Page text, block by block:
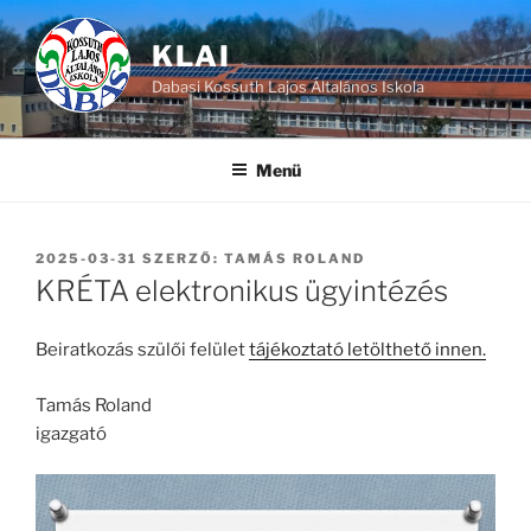
Tartalomhoz
KLAI
Dabasi Kossuth Lajos Általános Iskola
Menü
BEKÜLDVE:
2025-03-31 SZERZŐ: TAMÁS ROLAND
KRÉTA elektronikus ügyintézés
Beiratkozás szülői felülettájékoztató letölthető innen.
Tamás Roland
igazgató